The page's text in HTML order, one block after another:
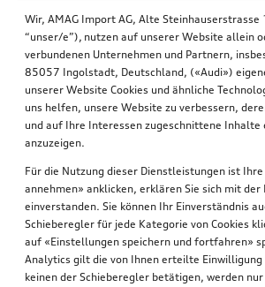
Wir, AMAG Import AG, Alte Steinhauserstrasse
“unser/e”), nutzen auf unserer Website allein
verbundenen Unternehmen und Partnern,
85057 Ingolstadt, Deutschland, («Audi»)
unserer Website Cookies und ähnliche
uns helfen, unsere Website zu verbessern,
und auf Ihre Interessen zugeschnittene
anzuzeigen.
Für die Nutzung dieser Dienstleistungen ist
annehmen» anklicken, erklären Sie sich mit
einverstanden. Sie können Ihr Einverständnis
Schieberegler für jede Kategorie von Cookies
auf «Einstellungen speichern und fortfahren»
Analytics gilt die von Ihnen erteilte
keinen der Schieberegler betätigen, werden